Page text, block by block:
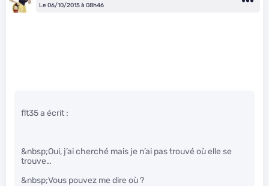
Le 06/10/2015 à 08h46
flt35 a écrit :
&nbsp;Oui, j’ai cherché mais je n’ai pas trouvé où elle se
trouve…
&nbsp;Vous pouvez me dire où ?